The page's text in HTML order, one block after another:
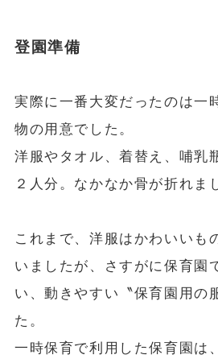
登園準備
実際に一番大変だったのは一
物の用意でした。
洋服やタオル、着替え、哺乳
２人分。なかなか骨が折れま
これまで、洋服はかわいいも
いましたが、さすがに保育園
い、動きやすい〝保育園用の
た。
一時保育で利用した保育園は